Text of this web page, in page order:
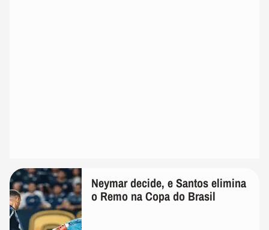
Neymar decide, e Santos elimina
o Remo na Copa do Brasil